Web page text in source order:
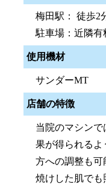
梅田駅： 徒歩2
駐車場：近隣有
使用機材
サンダーMT
店舗の特徴
当院のマシン
果が得られるよ
方への調整も可
焼けした肌でも